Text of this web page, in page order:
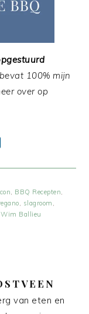
100% mijn
over op
BBQ Recepten
slagroom
,Wim Ballieu
van eten en